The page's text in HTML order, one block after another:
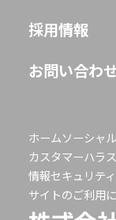
採用情報
お問い合わ
ホームソーシャ
カスタマーハラ
情報セキュリテ
サイトのご利用